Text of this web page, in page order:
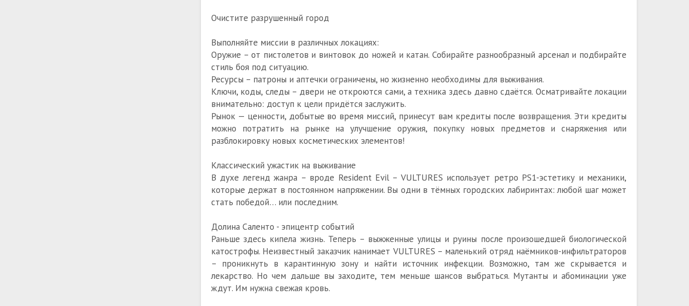
Очистите разрушенный город
Выполняйте миссии в различных локациях:
Оружие – от пистолетов и винтовок до ножей и катан. Собирайте разнообразный арсенал и подбирайте
стиль боя под ситуацию.
Ресурсы – патроны и аптечки ограничены, но жизненно необходимы для выживания.
Ключи, коды, следы – двери не откроются сами, а техника здесь давно сдаётся. Осматривайте локации
внимательно: доступ к цели придётся заслужить.
Рынок — ценности, добытые во время миссий, принесут вам кредиты после возвращения. Эти кредиты
можно потратить на рынке на улучшение оружия, покупку новых предметов и снаряжения или
разблокировку новых косметических элементов!
Классический ужастик на выживание
В духе легенд жанра – вроде Resident Evil – VULTURES использует ретро PS1-эстетику и механики,
которые держат в постоянном напряжении. Вы одни в тёмных городских лабиринтах: любой шаг может
стать победой… или последним.
Долина Саленто - эпицентр событий
Раньше здесь кипела жизнь. Теперь – выжженные улицы и руины после произошедшей биологической
катострофы. Неизвестный заказчик нанимает VULTURES – маленький отряд наёмников-инфильтраторов
– проникнуть в карантинную зону и найти источник инфекции. Возможно, там же скрывается и
лекарство. Но чем дальше вы заходите, тем меньше шансов выбраться. Мутанты и абоминации уже
ждут. Им нужна свежая кровь.